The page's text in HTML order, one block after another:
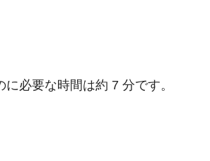
必要な時間は約 7 分です。